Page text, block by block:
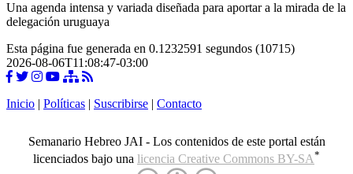
Una agenda intensa y variada diseñada para aportar a la mirada de la
delegación uruguaya
Esta página fue generada en 0.1232591 segundos (10715)
2026-08-06T11:08:47-03:00
Inicio Políticas Suscribirse Contacto
Semanario Hebreo JAI - Los contenidos de este portal están
licenciados bajo una licencia Creative Commons BY-SA*